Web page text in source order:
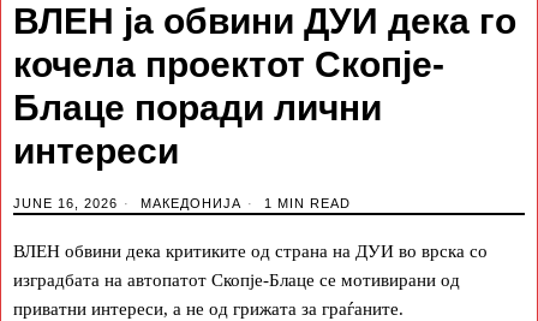
ВЛЕН ја обвини ДУИ дека го
кочела проектот Скопје-
Блаце поради лични
интереси
JUNE 16, 2026 МАКЕДОНИЈА 1 MIN READ
ВЛЕН обвини дека критиките од страна на ДУИ во врска со
изградбата на автопатот Скопје-Блаце се мотивирани од
приватни интереси, а не од грижата за граѓаните.